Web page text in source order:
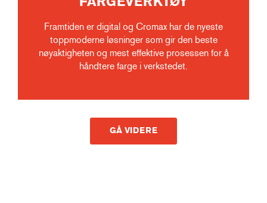
Framtiden er digital og Cromax har de nyeste
toppmoderne løsninger som gir den beste
nøyaktigheten og mest effektive prosessen for å
håndtere farge i verkstedet.
GÅ VIDERE